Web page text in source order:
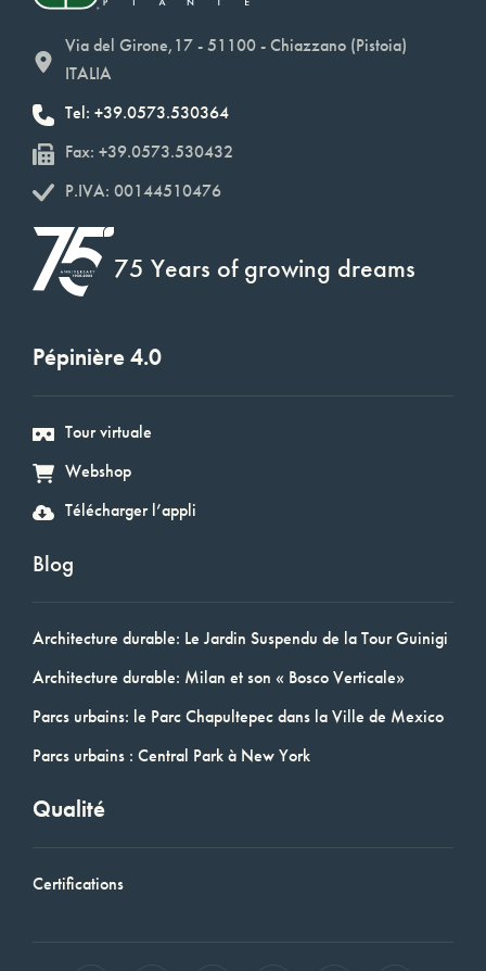
Via del Girone,17 - 51100 - Chiazzano (Pistoia)
ITALIA
Tel: +39.0573.530364
Fax: +39.0573.530432
P.IVA: 00144510476
75 Years of growing dreams
Pépinière 4.0
Tour virtuale
Webshop
Télécharger l’appli
Blog
Architecture durable: Le Jardin Suspendu de la Tour Guinigi
Architecture durable: Milan et son « Bosco Verticale»
Parcs urbains: le Parc Chapultepec dans la Ville de Mexico
Parcs urbains : Central Park à New York
Qualité
Certifications